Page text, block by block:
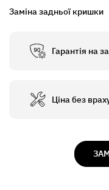
Заміна задньої кришки
Гарантія на
Ціна без